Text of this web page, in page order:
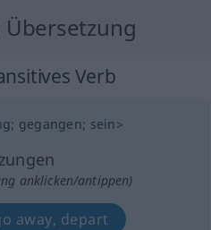
Verb
; gegangen; sein>
anklicken/antippen)
away, depart